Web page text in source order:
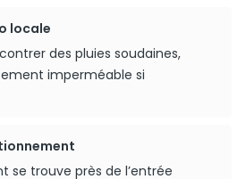
locale
des pluies soudaines,
imperméable si
se trouve près de l’entrée